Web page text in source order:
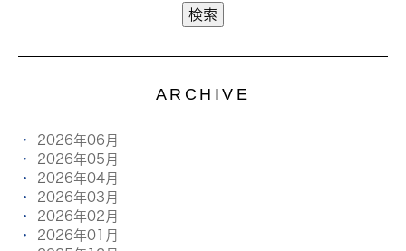
ARCHIVE
2026年06月
2026年05月
2026年04月
2026年03月
2026年02月
2026年01月